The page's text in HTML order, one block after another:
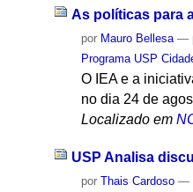
As políticas para
por Mauro Bellesa —
Programa USP
O IEA e a
no dia 24 de
Localizado em
USP Analisa
porThais Cardoso —